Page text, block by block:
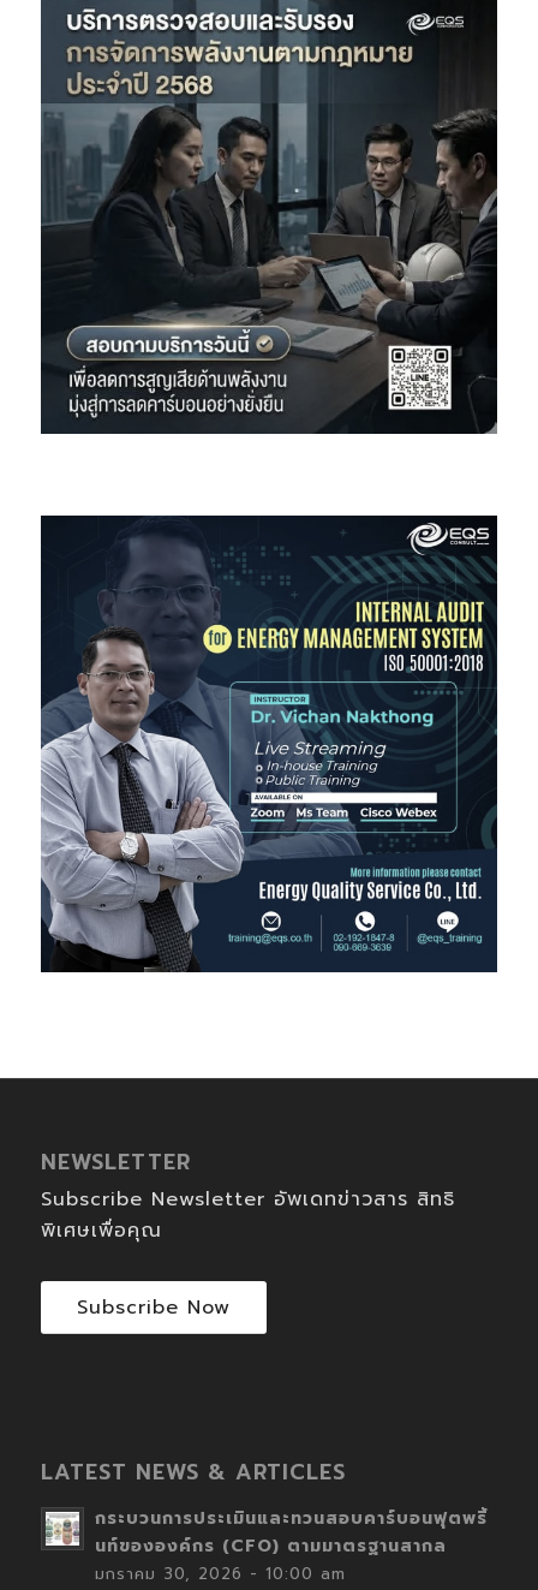
NEWSLETTER
Subscribe Newsletter อัพเดทข่าวสาร สิทธิ
พิเศษเพื่อคุณ
Subscribe Now
LATEST NEWS & ARTICLES
กระบวนการประเมินและทวนสอบคาร์บอนฟุตพริ้
นท์ขององค์กร (CFO) ตามมาตรฐานสากล
มกราคม 30, 2026 - 10:00 am